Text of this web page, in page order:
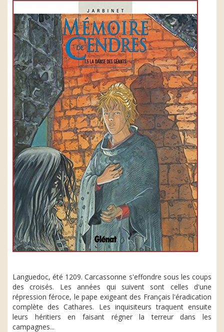
Languedoc, été 1209. Carcassonne s'effondre sous les coups
des croisés. Les années qui suivent sont celles d'une
répression féroce, le pape exigeant des Français l'éradication
complète des Cathares. Les inquisiteurs traquent ensuite
leurs héritiers en faisant régner la terreur dans les
campagnes...